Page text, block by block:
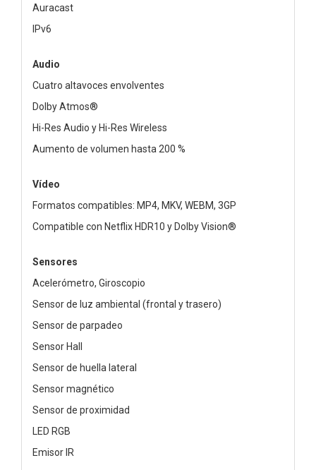
Auracast
IPv6
Audio
Cuatro altavoces envolventes
Dolby Atmos®
Hi-Res Audio y Hi-Res Wireless
Aumento de volumen hasta 200 %
Vídeo
Formatos compatibles: MP4, MKV, WEBM, 3GP
Compatible con Netflix HDR10 y Dolby Vision®
Sensores
Acelerómetro, Giroscopio
Sensor de luz ambiental (frontal y trasero)
Sensor de parpadeo
Sensor Hall
Sensor de huella lateral
Sensor magnético
Sensor de proximidad
LED RGB
Emisor IR